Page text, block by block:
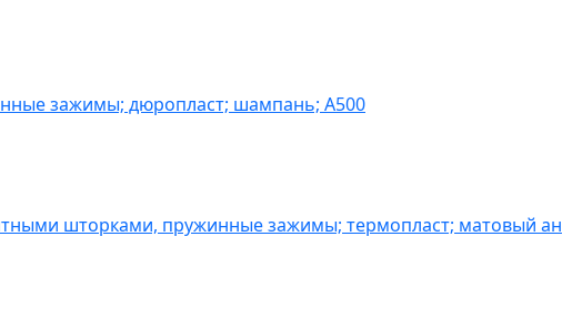
зажимы; дюропласт; шампань; A500
шторками, пружинные зажимы; термопласт; матовый ан